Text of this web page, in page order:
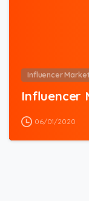
Influencer
Influencer
06/01/2020